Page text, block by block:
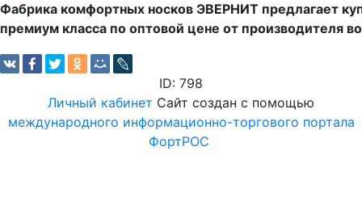
Фабрика комфортных носков ЭВЕРНИТ предлагает
премиум класса по оптовой цене от производителя
ID: 798
Личный кабинет Сайт создан с помощью
международного информационно-торгового портала
ФортРОС